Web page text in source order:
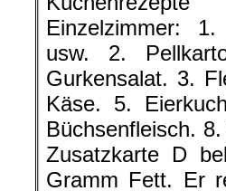
Einzelzimmer:
usw. 2.
Gurkensalat. 3.
Käse. 5.
Büchsenfleisch.
Zusatzkarte D
Gramm Fett. Er